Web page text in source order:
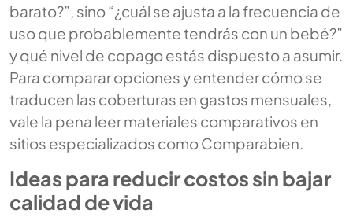
barato?”, sino “¿cuál se ajusta a la frecuencia de
uso que probablemente tendrás con un bebé?”
y qué nivel de copago estás dispuesto a asumir.
Para comparar opciones y entender cómo se
traducen las coberturas en gastos mensuales,
vale la pena leer materiales comparativos en
sitios especializados como Comparabien.
Ideas para reducir costos sin bajar
calidad de vida